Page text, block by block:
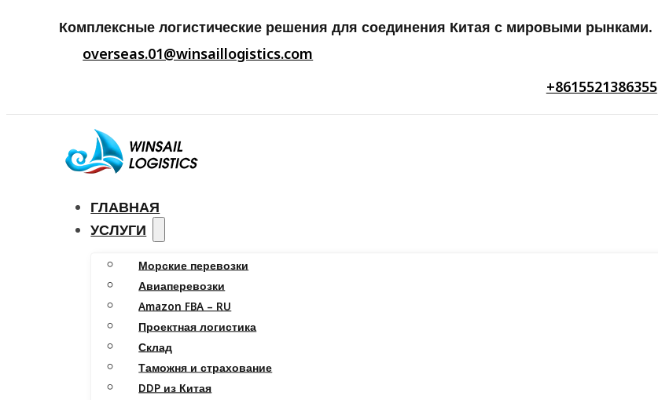
Комплексные логистические решения для соединения Китая с мировыми рынками.
overseas.01@winsaillogistics.com
+8615521386355
ГЛАВНАЯ
УСЛУГИ
Морские перевозки
Авиаперевозки
Amazon FBA – RU
Проектная логистика
Склад
Таможня и страхование
DDP из Китая